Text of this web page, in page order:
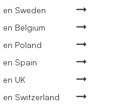
Sweden
Belgium
Poland
Spain
UK
Switzerland